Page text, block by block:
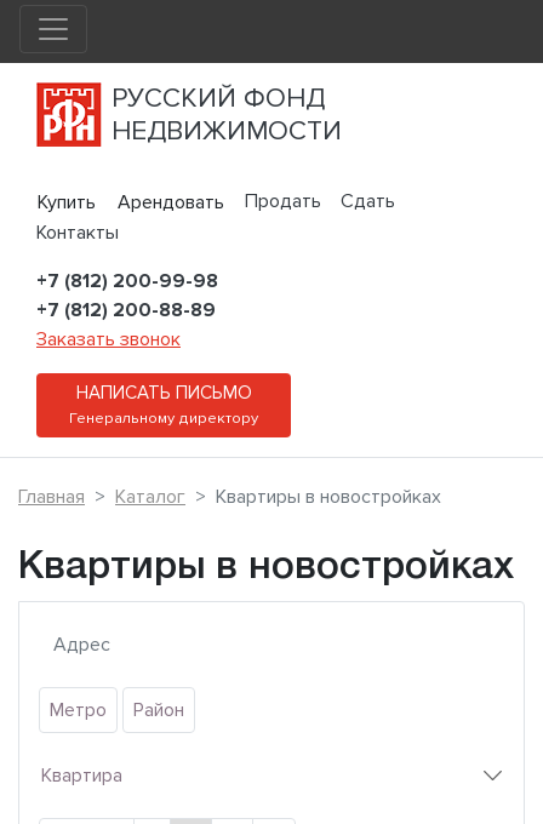
РУССКИЙ ФОНД
НЕДВИЖИМОСТИ
Купить Арендовать Продать
Сдать
Контакты
+7 (812) 200-99-98
+7 (812) 200-88-89
Заказать звонок
НАПИСАТЬ ПИСЬМО
Генеральному директору
Главная Каталог Квартиры в новостройках
Квартиры в новостройках
Метро Район
Квартира